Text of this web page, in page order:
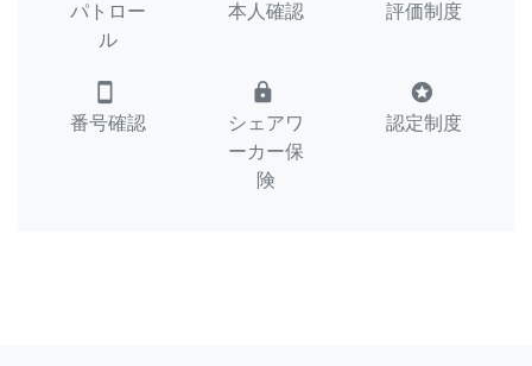
パトロー
ル
本人確認 評価制度
smartphone
番号確認
lock
シェアワ
ーカー保
険
stars
認定制度